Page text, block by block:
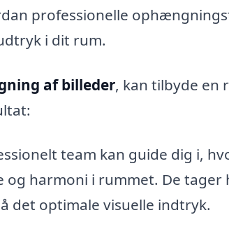
professionelle
i dit rum.
af billeder, kan tilbyde en
team kan guide dig i,
og harmoni i rummet. De
det optimale visuelle indtryk.